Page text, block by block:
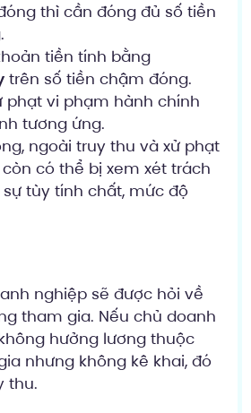
thì cần đóng đủ số tiền
tiền tính bằng
trên số tiền chậm đóng.
phạt vi phạm hành chính
tương ứng.
ngoài truy thu và xử phạt
có thể bị xem xét trách
tùy tính chất, mức độ
nghiệp sẽ được hỏi về
tham gia. Nếu chủ doanh
hưởng lương thuộc
nhưng không kê khai, đó
thu.